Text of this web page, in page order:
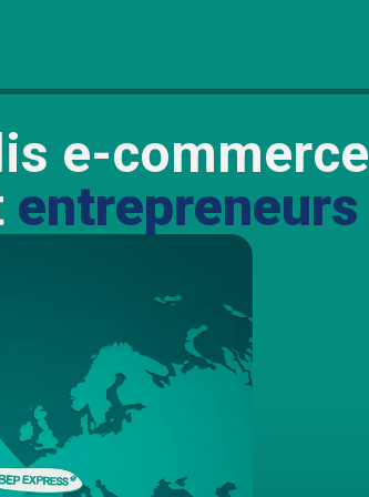
e-commerce
entrepreneurs